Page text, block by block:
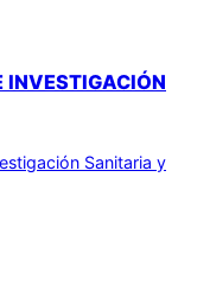
Sanitaria y